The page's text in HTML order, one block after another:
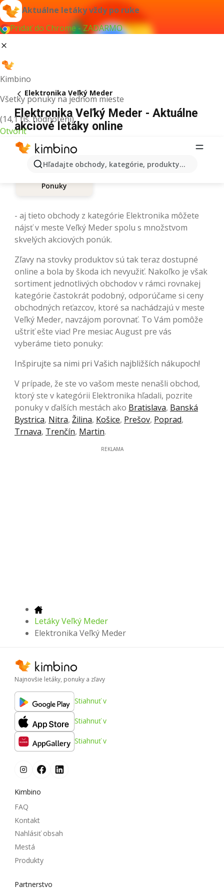
Aktuálne letáky vždy po ruke
Pridať do Chrome - ZADARMO
Kimbino
Všetky ponuky na jednom mieste
(14,1 tis. hodnotení)
Otvoriť
Hľadajte obchody, kategórie, produkty...
Elektronika Veľký Meder
Elektronika Veľký Meder - Aktuálne
akciové letáky online
Ponuky
- aj tieto obchody z kategórie Elektronika môžete
nájsť v meste Veľký Meder spolu s množstvom
skvelých akciových ponúk.
Zľavy na stovky produktov sú tak teraz dostupné
online a bola by škoda ich nevyužiť. Nakoľko je však
sortiment jednotlivých obchodov v rámci rovnakej
kategórie častokrát podobný, odporúčame si ceny
obchodných reťazcov, ktoré sa nachádzajú v meste
Veľký Meder, navzájom porovnať. To Vám pomôže
uštriť ešte viac! Pre mesiac August pre vás
vyberáme tieto ponuky:
Inšpirujte sa nimi pri Vašich najbližších nákupoch!
V prípade, že ste vo vašom meste nenašli obchod,
ktorý ste v kategórii Elektronika hľadali, pozrite
ponuky v ďalších mestách ako Bratislava, Banská
Bystrica, Nitra, Žilina, Košice, Prešov, Poprad,
Trnava, Trenčín, Martin.
REKLAMA
Letáky Veľký Meder
Elektronika Veľký Meder
Najnovšie letáky, ponuky a zľavy
Stiahnuť v
Stiahnuť v
Stiahnuť v
Kimbino
FAQ
Kontakt
Nahlásiť obsah
Mestá
Produkty
Partnerstvo